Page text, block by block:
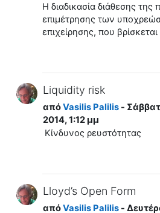
Η διαδικασία διάθεσης της
επιμέτρησης των
επιχείρησης, που
Liquidity risk
απόVasilis Palilis-
2014, 1:12 μμ
Κίνδυνος ρευστότητας
Lloyd’s Open Form
απόVasilis Palilis-